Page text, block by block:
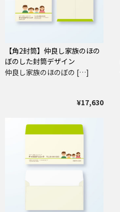
【角2封筒】仲良し家族のほの
ぼのした封筒デザイン
仲良し家族のほのぼの […]
¥17,630